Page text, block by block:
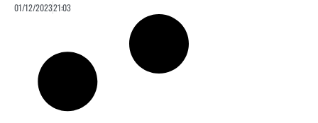
01/12/202321:03